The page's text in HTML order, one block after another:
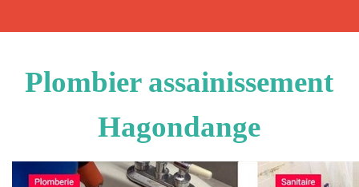
Plombier assainissement
Hagondange